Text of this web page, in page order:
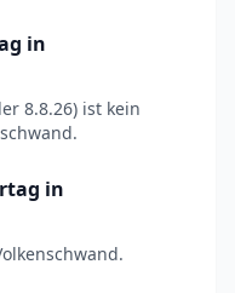
in
8.8.26) ist kein
in